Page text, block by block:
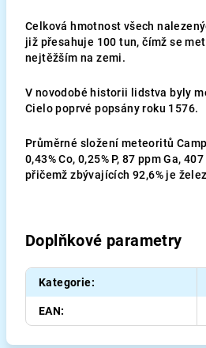
Celková hmotnost všech
již přesahuje 100 tun, čímž se
nejtěžším na zemi.
V novodobé historii lidstva byly
Cielo poprvé popsány roku 1576.
Průměrné složení meteoritů
0,43% Co, 0,25% P, 87 ppm Ga,
přičemž zbývajících 92,6% je
Doplňkové parametry
Kategorie:
EAN: